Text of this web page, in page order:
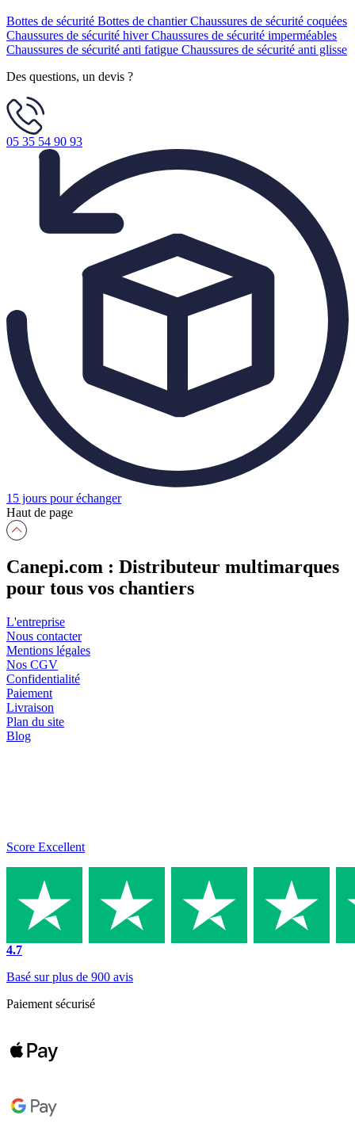
Bottes de sécurité Bottes de chantierChaussures de sécurité coquées
Chaussures de sécurité hiverChaussures de sécurité imperméables
Chaussures de sécurité anti fatigue Chaussures de sécurité anti glisse
Des questions, un devis ?
05 35 54 90 93
15 jours pour échanger
Haut de page
Canepi.com : Distributeur multimarques
pour tous vos chantiers
L'entreprise
Nous contacter
Mentions légales
Nos CGV
Confidentialité
Paiement
Livraison
Plan du site
Blog
Score Excellent
4.7
Basé sur plus de 900 avis
Paiement sécurisé